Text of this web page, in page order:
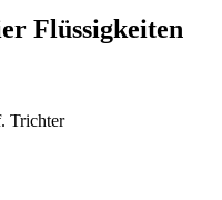
Flüssigkeiten
Trichter